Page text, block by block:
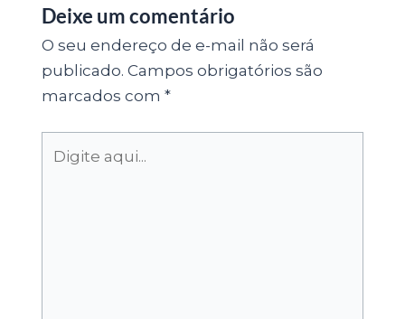
Deixe um comentário
O seu endereço de e-mail não será
publicado. Campos obrigatórios são
marcados com *
aqui...